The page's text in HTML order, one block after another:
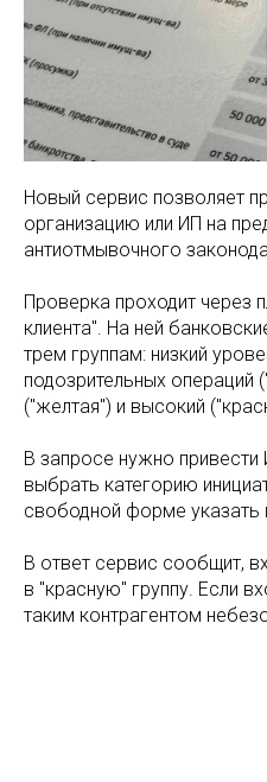
Новый сервис позволяет
организацию или ИП на
антиотмывочного
Проверка проходит через
клиента". На ней
трем группам: низкий
подозрительных операций
("желтая") и высокий
В запросе нужно
выбрать категорию
свободной форме указать
В ответ сервис сообщит,
в "красную" группу. Если
таким контрагентом